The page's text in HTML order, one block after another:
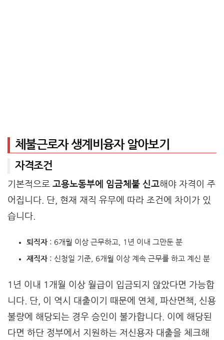
체불근로자 생계비융자 알아보기
자격조건
기본적으로 고용노동부에 임금체불 신고해야 자격이 주
어집니다. 단, 현재 재직 유무에 따라 조건에 차이가 있
습니다.
퇴직자: 6개월 이상 근무하고, 1년 이내 그만둔 분
재직자: 신청일 기준, 6개월 이상 계속 근무를 하고 계신 분
1년 이내 1개월 이상 월급이 입금되지 않았다면 가능합
니다. 단, 이 역시 대출이기 때문에 연체, 파산면책, 신용
불량에 해당되는 경우 승인이 불가합니다. 이에 해당된
다면 하단 정부에서 지원하는 저신용자 대출을 체크해